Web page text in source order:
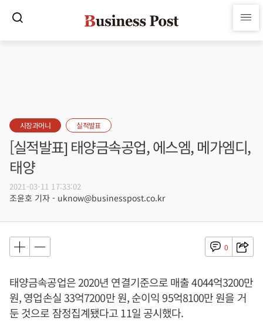
시장과머니 실적발표
[실적발표] 태양금속공업, 에스엠, 메가엠디,
태양
2021-03-11 17:33:02
조윤호 기자 - uknow@businesspost.co.kr
0
태양금속공업은 2020년 연결기준으로 매출 4044억3200만
원, 영업손실 33억7200만 원, 순이익 95억8100만 원을 거
둔 것으로 잠정집계됐다고 11일 공시했다.